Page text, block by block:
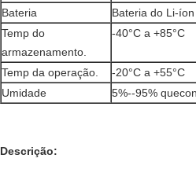
Bateria
Bateria do Li-
Temp do
armazenamento.
-40°C a +85°C
Temp da operação.
-20°C a +55°C
Umidade
5%--95%
Descrição: